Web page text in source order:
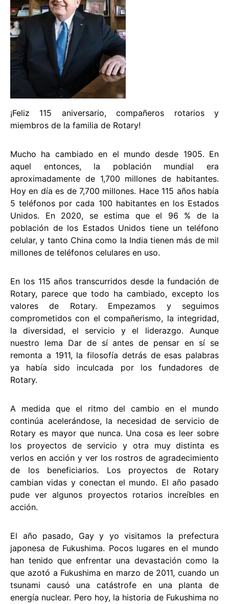
¡Feliz 115 aniversario, compañeros rotarios y
miembros de la familia de Rotary!
Mucho ha cambiado en el mundo desde 1905. En
aquel entonces, la población mundial era
aproximadamente de 1,700 millones de habitantes.
Hoy en día es de 7,700 millones. Hace 115 años había
5 teléfonos por cada 100 habitantes en los Estados
Unidos. En 2020, se estima que el 96 % de la
población de los Estados Unidos tiene un teléfono
celular, y tanto China como la India tienen más de mil
millones de teléfonos celulares en uso.
En los 115 años transcurridos desde la fundación de
Rotary, parece que todo ha cambiado, excepto los
valores de Rotary. Empezamos y seguimos
comprometidos con el compañerismo, la integridad,
la diversidad, el servicio y el liderazgo. Aunque
nuestro lema Dar de sí antes de pensar en sí se
remonta a 1911, la filosofía detrás de esas palabras
ya había sido inculcada por los fundadores de
Rotary.
A medida que el ritmo del cambio en el mundo
continúa acelerándose, la necesidad de servicio de
Rotary es mayor que nunca. Una cosa es leer sobre
los proyectos de servicio y otra muy distinta es
verlos en acción y ver los rostros de agradecimiento
de los beneficiarios. Los proyectos de Rotary
cambian vidas y conectan el mundo. El año pasado
pude ver algunos proyectos rotarios increíbles en
acción.
El año pasado, Gay y yo visitamos la prefectura
japonesa de Fukushima. Pocos lugares en el mundo
han tenido que enfrentar una devastación como la
que azotó a Fukushima en marzo de 2011, cuando un
tsunami causó una catástrofe en una planta de
energía nuclear. Pero hoy, la historia de Fukushima no